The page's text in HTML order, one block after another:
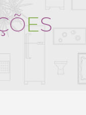
ÕES